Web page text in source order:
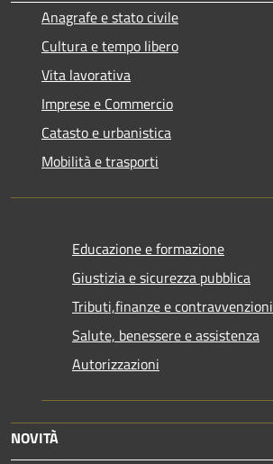
Anagrafe e stato civile
Cultura e tempo libero
Vita lavorativa
Imprese e Commercio
Catasto e urbanistica
Mobilità e trasporti
Educazione e formazione
Giustizia e sicurezza pubblica
Tributi,finanze e contravvenzioni
Salute, benessere e assistenza
Autorizzazioni
NOVITÀ